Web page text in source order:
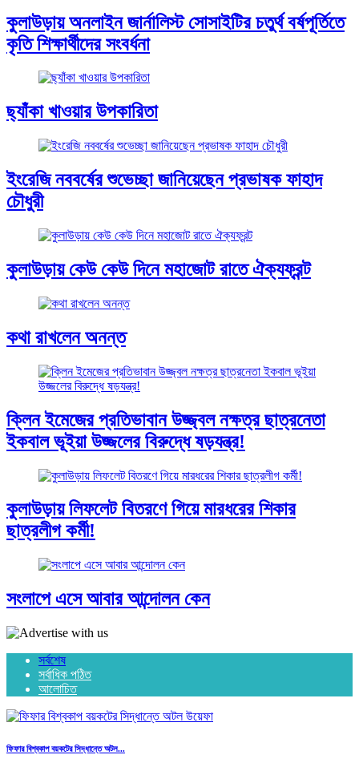
কুলাউড়ায় অনলাইন জার্নালিস্ট সোসাইটির চতুর্থ বর্ষপূর্তিতে
কৃতি শিক্ষার্থীদের সংবর্ধনা
ছ্যাঁকা খাওয়ার উপকারিতা
ইংরেজি নববর্ষের শুভেচ্ছা জানিয়েছেন প্রভাষক ফাহাদ
চৌধুরী
কুলাউড়ায় কেউ কেউ দিনে মহাজোট রাতে ঐক্যফ্রন্ট
কথা রাখলেন অনন্ত
ক্লিন ইমেজের প্রতিভাবান উজ্জ্বল নক্ষত্র ছাত্রনেতা
ইকবাল ভূইয়া উজ্জলের বিরুদ্ধে ষড়যন্ত্র!
কুলাউড়ায় লিফলেট বিতরণে গিয়ে মারধরের শিকার
ছাত্রলীগ কর্মী!
সংলাপে এসে আবার আন্দোলন কেন
সর্বশেষ
সর্বাধিক পঠিত
আলোচিত
ফিফার বিশ্বকাপ বয়কটের সিদ্ধান্তে অটল...